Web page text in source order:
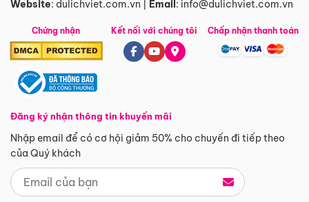
Website: dulichviet.com.vn Email: info@dulichviet.com.vn
Chứng nhận
Đăng ký nhận thông tin khuyến mãi
Nhập email để có cơ hội giảm 50% cho chuyến đi tiếp theo
của Quý khách
Kết nối với chúng tôi Chấp nhận thanh toán